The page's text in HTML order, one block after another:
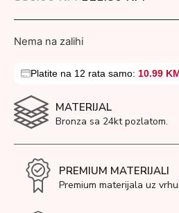
Nema na zalihi
Platite na 12 rata samo: 10.99
MATERIJAL
Bronza sa 24kt pozlatom.
PREMIUM MATERIJALI
Premium materijala uz